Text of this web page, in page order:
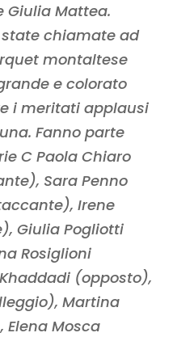
Giulia Mattea.
chiamate ad
montaltese
e colorato
i meritati applausi
Fanno parte
C Paola Chiaro
Sara Penno
Irene
Giulia Pogliotti
Rosiglioni
(opposto),
Martina
Mosca